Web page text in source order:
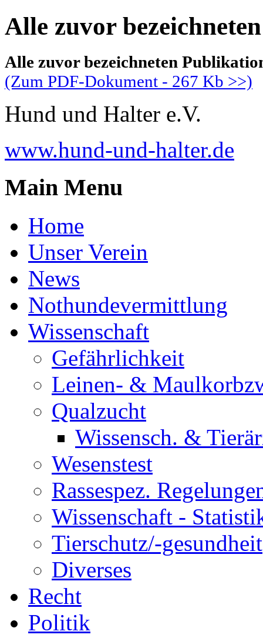
Alle zuvor
Alle zuvor bezeichneten
(Zum PDF-Dokument - 267 Kb >>)
Hund und Halter e.V.
www.hund-und-halter.de
Main Menu
Home
Unser Verein
News
Nothundevermittlung
Wissenschaft
Gefährlichkeit
Leinen- &
Qualzucht
Wissensch. &
Wesenstest
Rassespez.
Wissenschaft -
Tierschutz/-gesundheit
Diverses
Recht
Politik